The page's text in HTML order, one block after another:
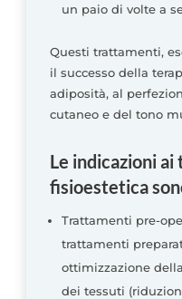
un paio di volte a
Questi trattamenti,
il successo della
adiposità, al
cutaneo e del tono
Le indicazioni
fisioestetica
Trattamenti pre-
trattamenti
ottimizzazione
dei tessuti